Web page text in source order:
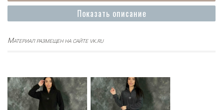
Показать описание
Материал размещен на сайте vk.ru